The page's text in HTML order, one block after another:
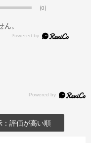
(0)
。
：評価が高い順